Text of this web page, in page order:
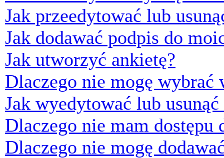
Jak przeedytować lub
Jak dodawać podpis do
Jak utworzyć ankietę?
Dlaczego nie mogę wybrać
Jak wyedytować lub usunąć
Dlaczego nie mam dostępu
Dlaczego nie mogę